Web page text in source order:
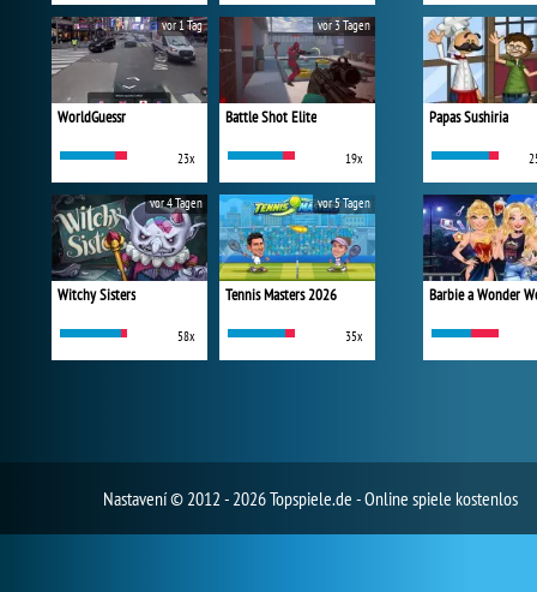
WorldGuessr
23x
vor 1 Tag
Battle Shot Elite
19x
vor 3 Tagen
Witchy Sisters
58x
vor 4 Tagen
Tennis Masters 2026
35x
vor 5 Tagen
Papas Sushiria
Nastavení© 2012 - 2026 Topspiele.de - Online spiele kostenlos